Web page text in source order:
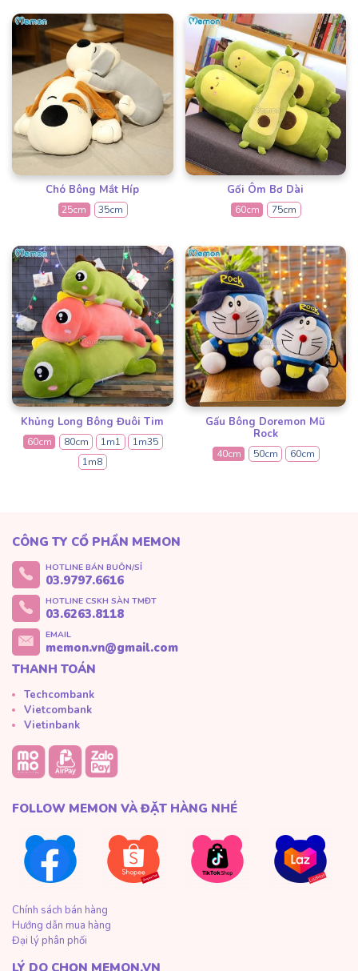
Chó Bông Mắt Híp
25cm 35cm
Gối Ôm Bơ Dài
60cm 75cm
Khủng Long Bông Đuôi Tim
60cm 80cm 1m1
1m35
1m8
Gấu Bông Doremon Mũ
Rock
40cm 50cm 60cm
CÔNG TY CỔ PHẦN MEMON
HOTLINE BÁN BUÔN/SỈ
03.9797.6616
HOTLINE CSKH SÀN TMĐT
03.6263.8118
EMAIL
memon.vn@gmail.com
THANH TOÁN
Techcombank
Vietcombank
Vietinbank
FOLLOW MEMON VÀ ĐẶT HÀNG NHÉ
Chính sách bán hàng
Hướng dẫn mua hàng
Đại lý phân phối
LÝ DO CHỌN MEMON.VN